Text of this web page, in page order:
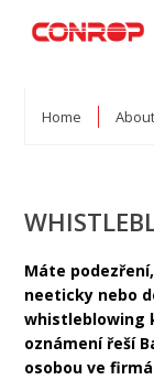
Home
Máte
neeticky nebo
whistleblowing
oznámení řeší
osobou ve